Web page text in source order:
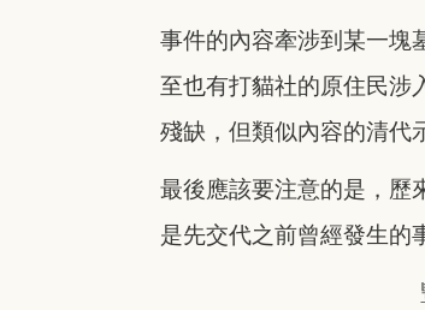
事件的內容牽涉到某一塊
至也有打貓社的原住民涉
殘缺，但類似內容的清代
最後應該要注意的是，歷
是先交代之前曾經發生的